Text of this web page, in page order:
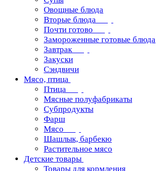
Овощные блюда
Вторые блюда
Почти готово
Замороженные готовые блюда
Завтрак
Закуски
Сэндвичи
Мясо, птица
Птица
Мясные полуфабрикаты
Субпродукты
Фарш
Мясо
Шашлык, барбекю
Растительное мясо
Детские товары
Товары для кормления